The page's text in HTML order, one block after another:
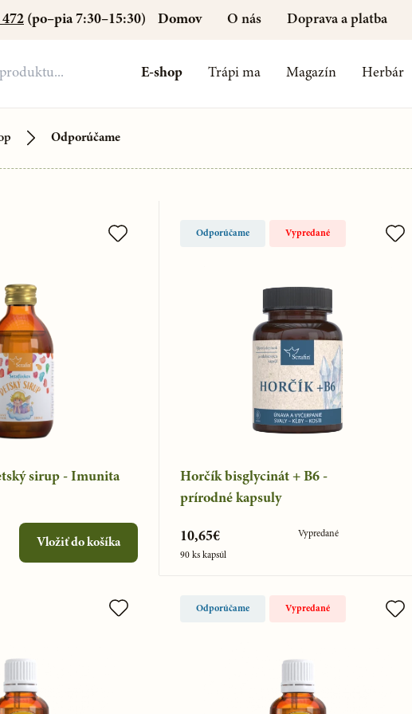
(po–pia 7:30–15:30) Domov O nás Doprava a platba
E-shop Trápi ma Magazín Herbár
Odporúčame
sirup - Imunita
Vložiť do košíka
Odporúčame Vypredané
Horčík bisglycinát + B6 -
prírodné kapsuly
10,65€
90 ks kapsúl
Vypredané
Odporúčame Vypredané